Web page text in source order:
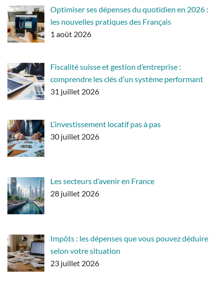
Optimiser ses dépenses du quotidien en 2026 :
les nouvelles pratiques des Français
1 août 2026
Fiscalité suisse et gestion d’entreprise :
comprendre les clés d’un système performant
31 juillet 2026
L’investissement locatif pas à pas
30 juillet 2026
Les secteurs d’avenir en France
28 juillet 2026
Impôts : les dépenses que vous pouvez déduire
selon votre situation
23 juillet 2026